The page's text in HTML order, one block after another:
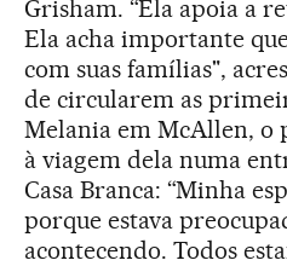
Grisham. “Ela apoia a
Ela acha importante
com suas famílias",
de circularem as
Melania em McAllen, o
à viagem dela numa
Casa Branca: “Minha
porque estava
acontecendo. Todos